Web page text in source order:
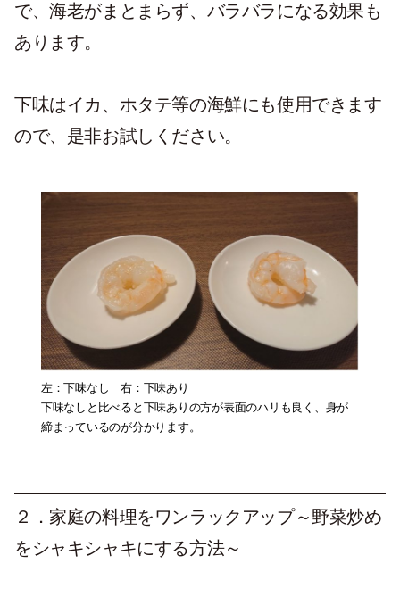
で、海老がまとまらず、バラバラになる効果も
あります。
下味はイカ、ホタテ等の海鮮にも使用できます
ので、是非お試しください。
左：下味なし 右：下味あり
下味なしと比べると下味ありの方が表面のハリも良く、身が
締まっているのが分かります。
２． 家庭の料理をワンラックアップ～野菜炒め
をシャキシャキにする方法～